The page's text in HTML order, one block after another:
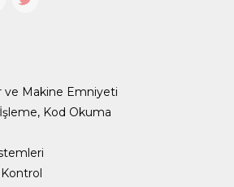
ve Makine Emniyeti
Kod Okuma